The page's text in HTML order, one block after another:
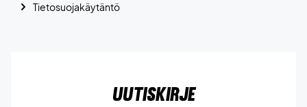
Tietosuojakäytäntö
Uutiskirje